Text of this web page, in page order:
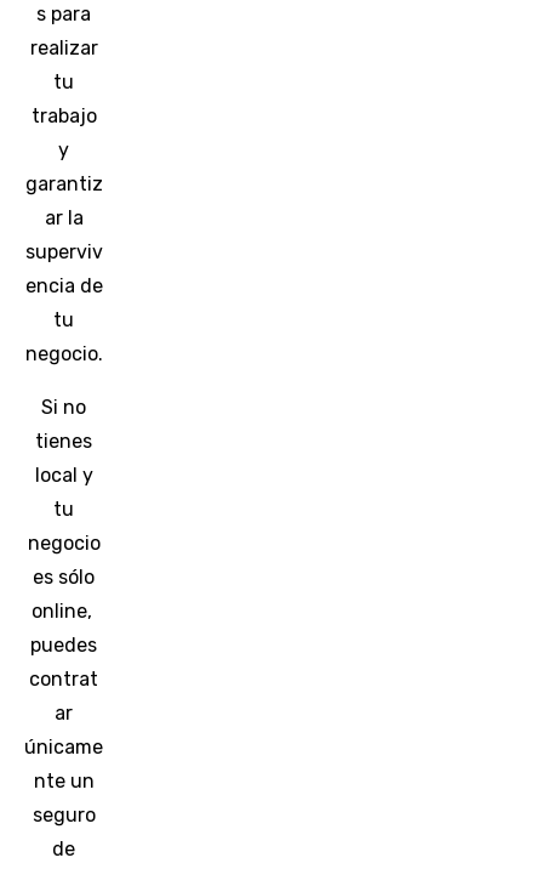
s para
realizar
tu
trabajo
y
garantiz
ar la
superviv
encia de
tu
negocio.
Si no
tienes
local y
tu
negocio
es sólo
online,
puedes
contrat
ar
únicame
nte un
seguro
de